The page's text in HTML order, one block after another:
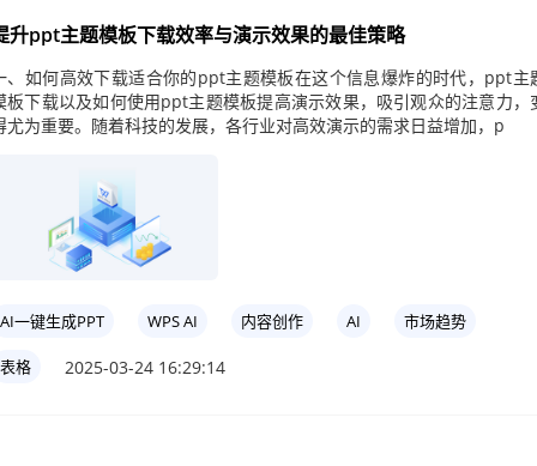
升ppt主题模板下载效率与演示效果的最佳策略
、如何高效下载适合你的ppt主题模板在这个信息爆炸的时代，ppt主
板下载以及如何使用ppt主题模板提高演示效果，吸引观众的注意力，
尤为重要。随着科技的发展，各行业对高效演示的需求日益增加，p
AI一键生成PPT WPS AI 内容创作 AI 市场趋势
表格 2025-03-24 16:29:14